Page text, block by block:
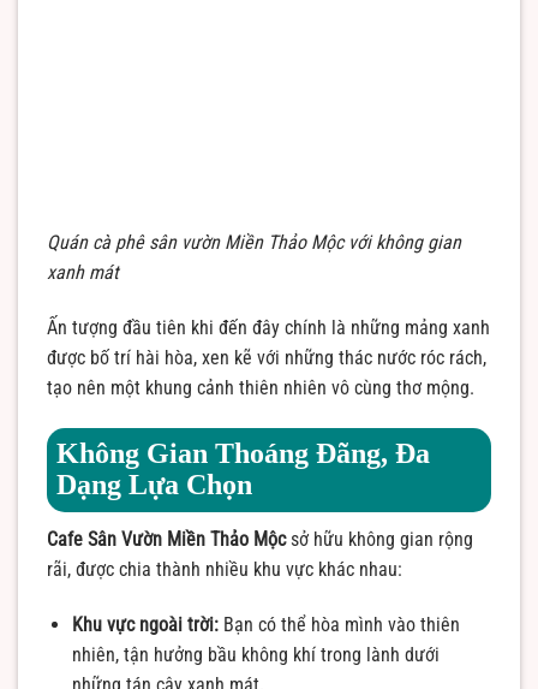
Quán cà phê sân vườn Miền Thảo Mộc với không gian
xanh mát
Ấn tượng đầu tiên khi đến đây chính là những mảng xanh
được bố trí hài hòa, xen kẽ với những thác nước róc rách,
tạo nên một khung cảnh thiên nhiên vô cùng thơ mộng.
Không Gian Thoáng Đãng, Đa
Dạng Lựa Chọn
Cafe Sân Vườn Miền Thảo Mộcsở hữu không gian rộng
rãi, được chia thành nhiều khu vực khác nhau:
Khu vực ngoài trời:Bạn có thể hòa mình vào thiên
nhiên, tận hưởng bầu không khí trong lành dưới